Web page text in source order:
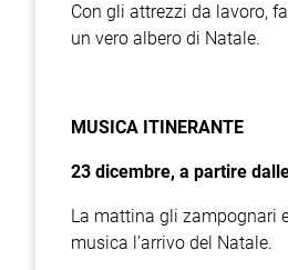
Con gli attrezzi da lavoro,
un vero albero di Natale.
MUSICA ITINERANTE
23 dicembre, a partire
La mattina gli zampognari
musica l’arrivo del Natale.